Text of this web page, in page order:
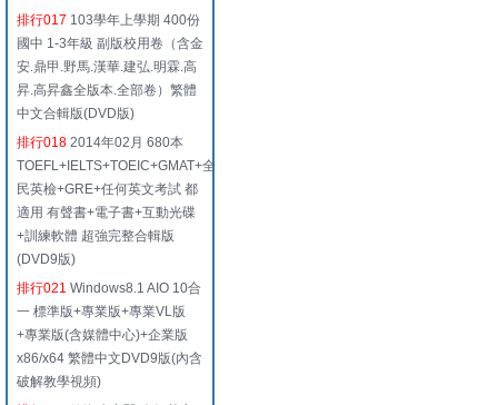
排行017 103學年上學期 400份
國中 1-3年級 副版校用卷（含金
安.鼎甲.野馬.漢華.建弘.明霖.高
昇.高昇鑫全版本.全部卷）繁體
中文合輯版(DVD版)
排行018 2014年02月 680本
TOEFL+IELTS+TOEIC+GMAT+全
民英檢+GRE+任何英文考試 都
適用 有聲書+電子書+互動光碟
+訓練軟體 超強完整合輯版
(DVD9版)
排行021 Windows8.1 AIO 10合
一 標準版+專業版+專業VL版
+專業版(含媒體中心)+企業版
x86/x64 繁體中文DVD9版(內含
破解教學視頻)